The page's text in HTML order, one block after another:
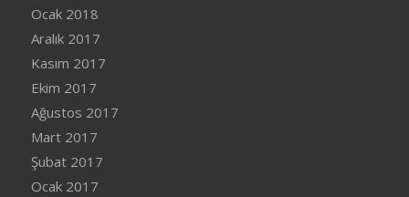
Ocak 2018
Aralık 2017
Kasım 2017
Ekim 2017
Ağustos 2017
Mart 2017
Şubat 2017
Ocak 2017